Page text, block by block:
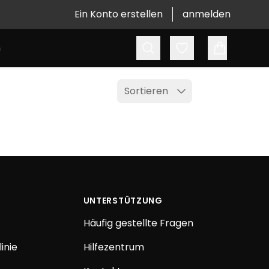
Ein Konto erstellen anmelden
Sortieren
UNTERSTÜTZUNG
Häufig gestellte Fragen
Hilfezentrum